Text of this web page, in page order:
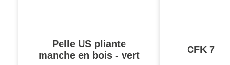
Pelle US pliante
manche en bois - vert
CFK 7